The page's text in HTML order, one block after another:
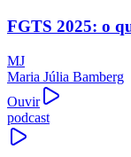
FGTS 2025: o
MJ
Maria Júlia Bamberg
Ouvir
podcast